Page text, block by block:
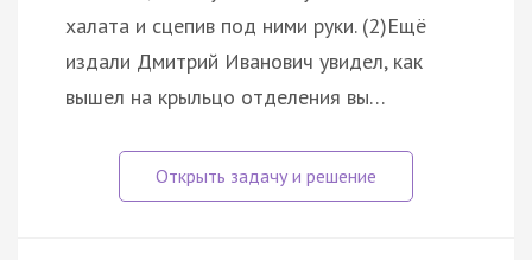
халата и сцепив под ними руки. (2)Ещё
издали Дмитрий Иванович увидел, как
вышел на крыльцо отделения вы…